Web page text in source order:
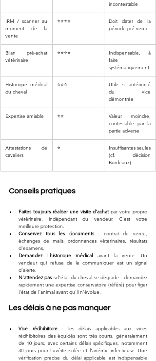
incontestable
IRM / scanner au
moment de la
vente
⭐⭐⭐⭐
Doit dater de la
période pré-vente
Bilan pré-achat
vétérinaire
⭐⭐⭐⭐
Indispensable, à
faire
systématiquement
Historique médical
du cheval
⭐⭐⭐
Utile si antériorité
du vice
démontrée
Expertise amiable ⭐⭐
Valeur moindre,
contestable par la
partie adverse
Attestations de
cavaliers
⭐
Insuffisantes seules
(cf. décision
Bordeaux)
Conseils pratiques
Faites toujours réaliser une visite d'achat par votre propre
vétérinaire, indépendant du vendeur. C'est votre
meilleure protection.
Conservez tous les documents : contrat de vente,
échanges de mails, ordonnances vétérinaires, résultats
d'examens.
Demandez l'historique médical
avant la vente. Un
vendeur qui refuse de le communiquer est un signal
d'alerte.
N'attendez pas si l'état du cheval se dégrade : demandez
rapidement une expertise conservatoire (référé) pour figer
l'état de l'animal avant qu'il n'évolue.
Les délais à ne pas manquer
Vice rédhibitoire : les délais applicables aux vices
rédhibitoires des équidés sont très courts, généralement
de 10 jours, avec certains délais spécifiques, notamment
30 jours pour l'uvéite isolée et l'anémie infectieuse. Une
vérification précise du délai applicable est indispensable